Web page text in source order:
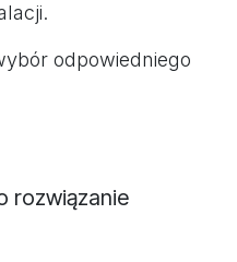
odpowiedniego
rozwiązanie